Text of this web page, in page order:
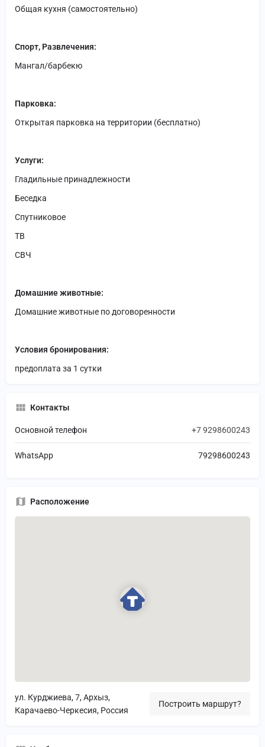
Общая кухня (самостоятельно)
Спорт, Развлечения:
Мангал/барбекю
Парковка:
Открытая парковка на территории (бесплатно)
Услуги:
Гладильные принадлежности
Беседка
Спутниковое
ТВ
СВЧ
Домашние животные:
Домашние животные по договоренности
Условия бронирования:
предоплата за 1 сутки
Контакты
Основной телефон +7 9298600243
WhatsApp 79298600243
Расположение
ул. Курджиева, 7, Архыз,
Карачаево-Черкесия, Россия
Построить маршрут?